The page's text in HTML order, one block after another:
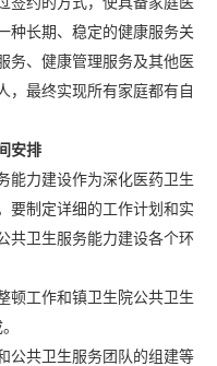
种长期、稳定的健康服务关
务、健康管理服务及其他医
，最终实现所有家庭都有自
安排
力建设作为深化医药卫生
要制定详细的工作计划和实
共卫生服务能力建设各个环
工作和镇卫生院公共卫生
共卫生服务团队的组建等